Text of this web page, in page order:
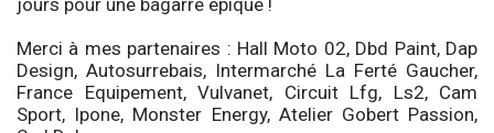
Merci à mes partenaires : Hall Moto 02, Dbd Paint, Dap
Design, Autosurrebais, Intermarché La Ferté Gaucher,
France Equipement, Vulvanet, Circuit Lfg, Ls2, Cam
Sport, Ipone, Monster Energy, Atelier Gobert Passion,